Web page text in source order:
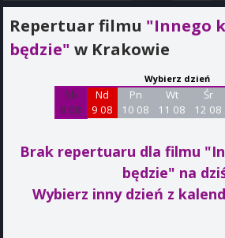
Repertuar filmu "Innego
będzie" w Krakowie
Wybierz dzień
Sb
8 08
Nd
9 08
Pn
10 08
Wt
11 08
Śr
12 08
Brak repertuaru dla filmu
będzie" na
Wybierz inny dzień z